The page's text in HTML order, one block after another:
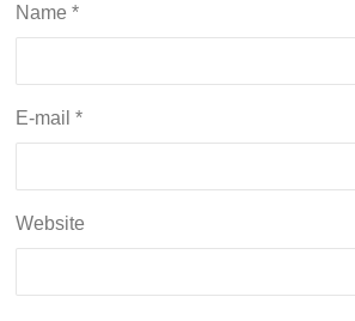
Name*
E-mail*
Website